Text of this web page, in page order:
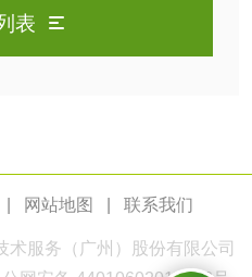
表
网站地图 联系我们
术服务（广州）股份有限公司